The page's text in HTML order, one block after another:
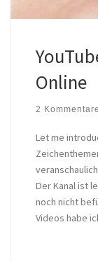
Online
2 Kommentare
Let me
Der Kanal ist
noch nicht
Videos habe